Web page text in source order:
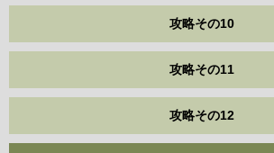
攻略その10
攻略その11
攻略その12